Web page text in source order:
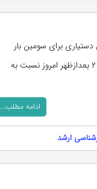
برای سومین بار
تمدید شد و داوطلبان می توانند از ساعت ۸ صبح تا ۲ بعدازظهر امروز نسبت به
ادامه مطلب...
ارشد